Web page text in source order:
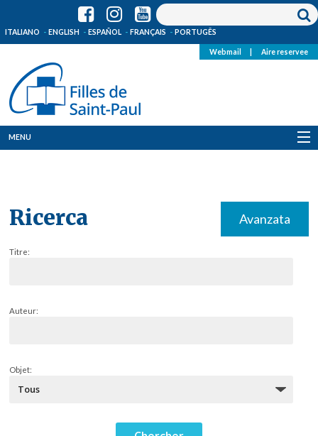
ITALIANO ENGLISH ESPAÑOL FRANÇAIS PORTUGÊS
Webmail Aire reservee
MENU
Ricerca Avanzata
Titre:
Auteur:
Objet: